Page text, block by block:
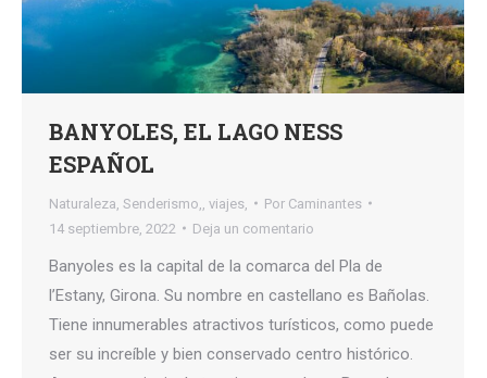
BANYOLES, EL LAGO NESS
ESPAÑOL
Naturaleza Senderismo, viajes, Por Caminantes
14 septiembre, 2022
Deja un comentario
Banyoles es la capital de la comarca del Pla de
l’Estany, Girona. Su nombre en castellano es Bañolas.
Tiene innumerables atractivos turísticos, como puede
ser su increíble y bien conservado centro histórico.